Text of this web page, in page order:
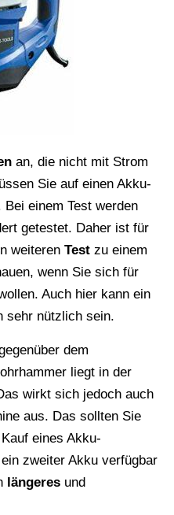
an, die nicht mit Strom
Sie auf einen Akku-
einem Test werden
getestet. Daher ist für
weiteren Test zu einem
wenn Sie sich für
Auch hier kann ein
sehr nützlich sein.
dem
liegt in der
wirkt sich jedoch auch
aus. Das sollten Sie
eines Akku-
zweiter Akku verfügbar
längeres und